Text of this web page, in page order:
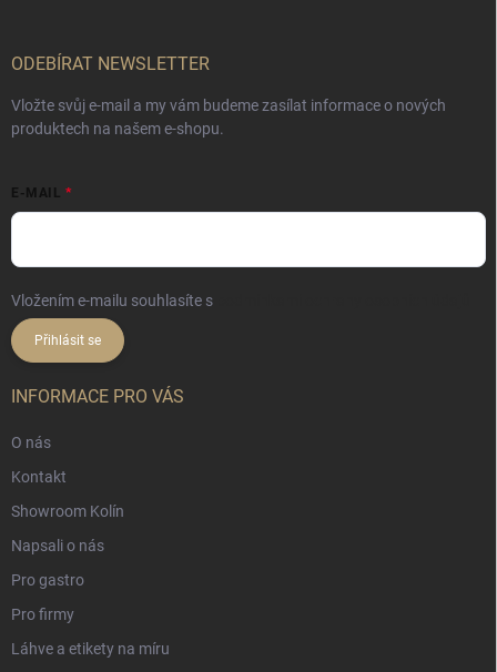
ODEBÍRAT NEWSLETTER
Vložte svůj e-mail a my vám budeme zasílat informace o nových
produktech na našem e-shopu.
E-MAIL
Vložením e-mailu souhlasíte s
Přihlásit se
INFORMACE PRO VÁS
O nás
Kontakt
Showroom Kolín
Napsali o nás
Pro gastro
Pro firmy
Láhve a etikety na míru